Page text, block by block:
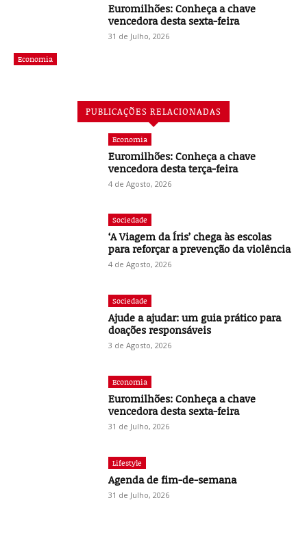
Economia
Euromilhões: Conheça a chave
vencedora desta sexta-feira
31 de Julho, 2026
PUBLICAÇÕES RELACIONADAS
Economia
Euromilhões: Conheça a chave
vencedora desta terça-feira
4 de Agosto, 2026
Sociedade
‘A Viagem da Íris’ chega às escolas
para reforçar a prevenção da violência
4 de Agosto, 2026
Sociedade
Ajude a ajudar: um guia prático para
doações responsáveis
3 de Agosto, 2026
Economia
Euromilhões: Conheça a chave
vencedora desta sexta-feira
31 de Julho, 2026
Lifestyle
Agenda de fim-de-semana
31 de Julho, 2026